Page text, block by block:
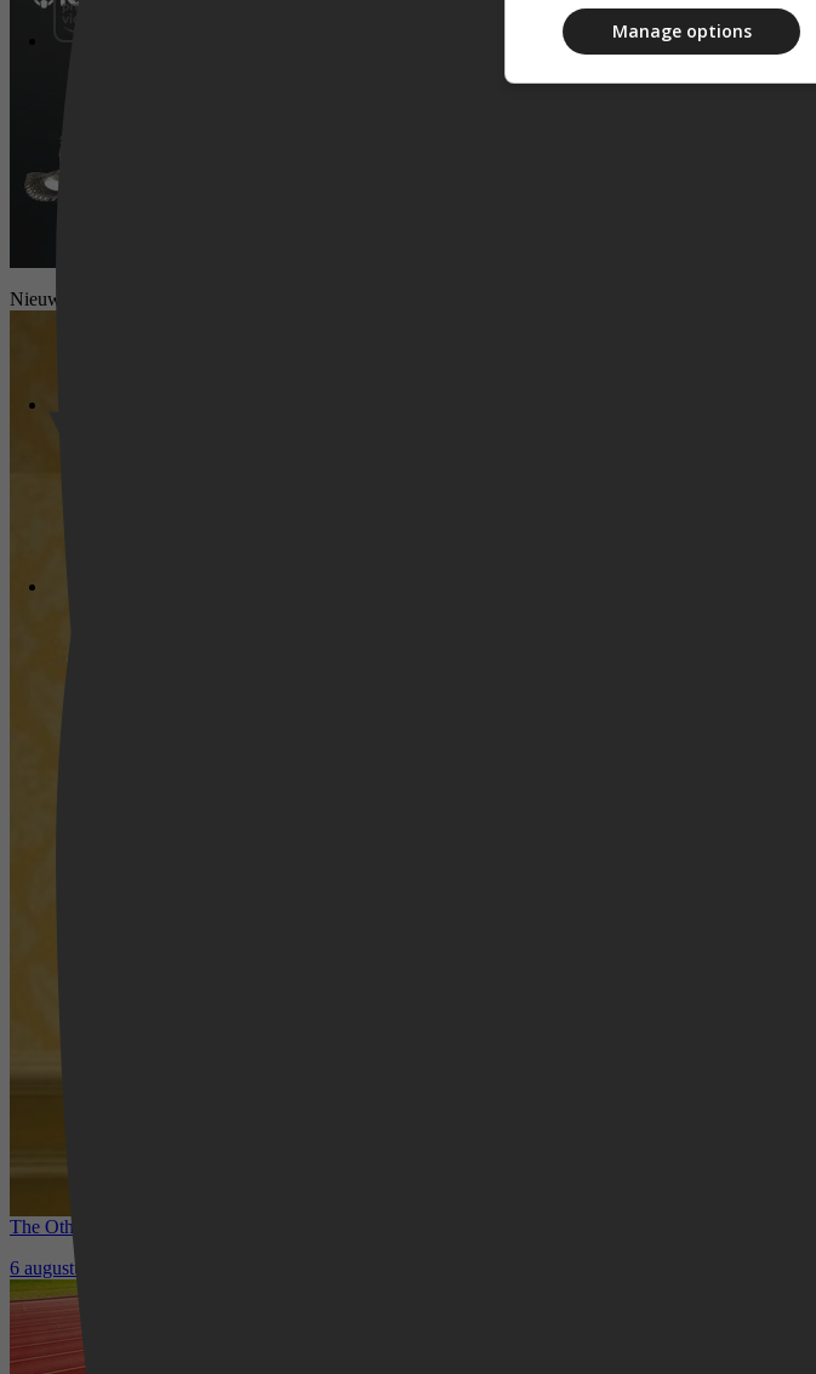
Nieuws
The Other Bennet Sister nu te zien op HBO Max: romantisch kostuumdrama krijgt lovende recensies
6 augustus 2026
Manage options